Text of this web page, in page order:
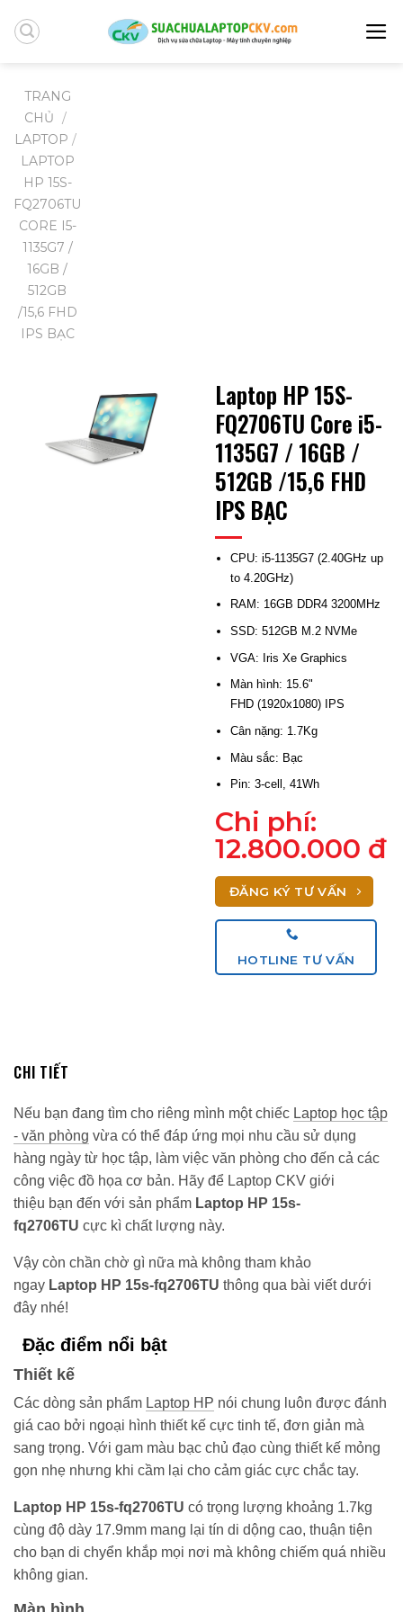
content
TRANG
CHỦ /
LAPTOP /
LAPTOP
HP 15S-
FQ2706TU
CORE I5-
1135G7 /
16GB /
512GB
/15,6 FHD
IPS BẠC
Laptop HP 15S-
FQ2706TU Core i5-
1135G7 / 16GB /
512GB /15,6 FHD
IPS BẠC
CPU: i5-1135G7 (2.40GHz up
to 4.20GHz)
RAM: 16GB DDR4 3200MHz
SSD: 512GB M.2 NVMe
VGA: Iris Xe Graphics
Màn hình: 15.6"
FHD (1920x1080) IPS
Cân nặng: 1.7Kg
Màu sắc: Bạc
Pin: 3-cell, 41Wh
Chi phí:
12.800.000 đ
ĐĂNG KÝ TƯ VẤN
HOTLINE TƯ VẤN
CHI TIẾT
Nếu bạn đang tìm cho riêng mình một chiếc Laptop học tập
- văn phòng vừa có thể đáp ứng mọi nhu cầu sử dụng
hàng ngày từ học tập, làm việc văn phòng cho đến cả các
công việc đồ họa cơ bản. Hãy để Laptop CKV giới
thiệu bạn đến với sản phẩm Laptop HP 15s-
fq2706TU cực kì chất lượng này.
Vậy còn chần chờ gì nữa mà không tham khảo
ngay Laptop HP 15s-fq2706TU thông qua bài viết dưới
đây nhé!
Đặc điểm nổi bật
Thiết kế
Các dòng sản phẩm Laptop HP nói chung luôn được đánh
giá cao bởi ngoại hình thiết kế cực tinh tế, đơn giản mà
sang trọng. Với gam màu bạc chủ đạo cùng thiết kế mỏng
gọn nhẹ nhưng khi cầm lại cho cảm giác cực chắc tay.
Laptop HP 15s-fq2706TU có trọng lượng khoảng 1.7kg
cùng độ dày 17.9mm mang lại tín di dộng cao, thuận tiện
cho bạn di chyển khắp mọi nơi mà không chiếm quá nhiều
không gian.